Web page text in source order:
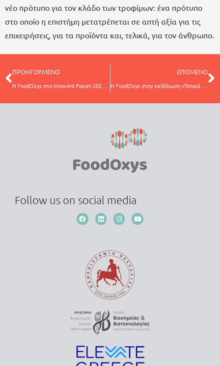
νέο πρότυπο για τον κλάδο των τροφίμων: ένα πρότυπο
στο οποίο η επιστήμη μετατρέπεται σε απτή αξία για τις
επιχειρήσεις, για τα προϊόντα και, τελικά, για τον άνθρωπο.
ΠΡΟΗΓΟΥΜΕΝΟ ΕΠΟΜΕΝΟ
Follow us on social media